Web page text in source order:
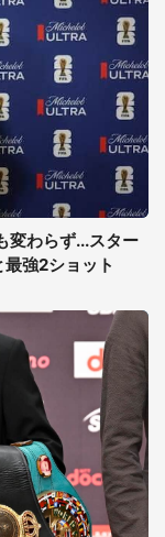
変わらず...スター
強2ショット